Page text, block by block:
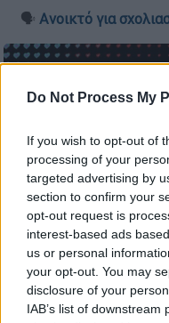
Do Not Process My
If you wish to opt-out of
processing of your
targeted advertising by
section to confirm your
opt-out request is
interest-based ads
us or personal
your opt-out. You may
disclosure of your
IAB’s list of
🗣️ Ανοικτό για